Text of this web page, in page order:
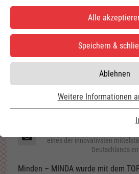
Alle
Speichern &
Ablehnen
Weitere Informationen
Große Freude bei MINDA:
eines der innovativsten
Deutschlands
Minden – MINDA wurde mit dem